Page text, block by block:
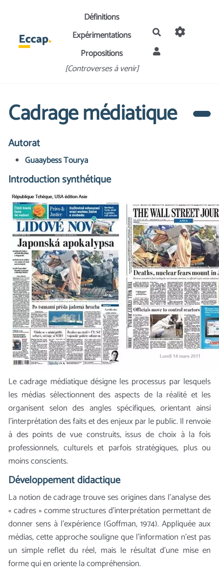
Aller au contenu principalDéfinitions
Expérimentations
Propositions
[Controverses à venir]
Rechercher
Cadrage médiatique
Autorat
Guaaybess Tourya
Introduction synthétique
Le cadrage médiatique désigne les processus par lesquels
les médias sélectionnent des aspects de la réalité et les
organisent selon des angles spécifiques, orientant ainsi
l’interprétation des faits et des enjeux par le public. Il renvoie
à des points de vue construits, issus de choix à la fois
professionnels, culturels et parfois stratégiques, plus ou
moins conscients.
Développement didactique
La notion de cadrage trouve ses origines dans l’analyse des
« cadres » comme structures d’interprétation permettant de
donner sens à l’expérience (Goffman, 1974). Appliquée aux
médias, cette approche souligne que l’information n’est pas
un simple reflet du réel, mais le résultat d’une mise en
forme qui en oriente la compréhension.